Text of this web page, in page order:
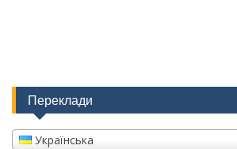
Переклади
Українська